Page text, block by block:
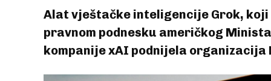
Alat vještačke inteligencije Grok,
pravnom podnesku američkog
kompanije xAI podnijela organizacija